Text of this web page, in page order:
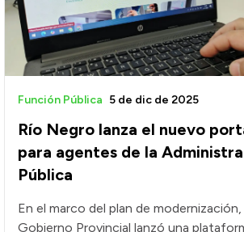
Río Negro lanza el nuevo
para agentes de la
Pública
Función Pública 5 de dic de 2025
En el marco del plan de modernización,
Gobierno Provincial lanzó una